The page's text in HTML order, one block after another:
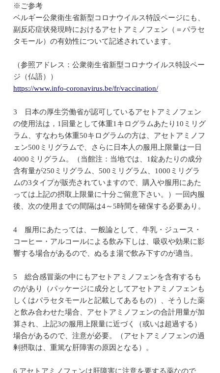
※ご参考
ベルギー公衆衛生省新型コロナウイルス特設ページにも、
副反応症状発現時におけるアセトアミノフェン（＝パラセ
タモール）の有効性について記述されています。
（参照アドレス：公衆衛生省新型コロナウイルス特設ペー
ジ（仏語））
https://www.info-coronavirus.be/fr/vaccination/
3 日本の厚生労働省が認可しているアセトアミノフェン
の使用法は，1回量として体重1キログラムあたり10ミリグ
ラム、すなわち体重50キログラムの方は、アセトアミノフ
ェン500ミリグラムで、さらに日本人の服用上限量は一日
4000ミリグラム。（当館注：当地では、1錠あたりの成分
含有量が250ミリグラム、500ミリグラム、1000ミリグラ
ムの3タイプが販売されていますので、購入や服用にあた
っては上記の摂取上限量に十分ご留意下さい。）一回内服
後、次の使用までの間隔は4～5時間を確保する必要あり。
4 服用にあたっては、一般論として、牛乳・ジュース・
コーヒー・アルコールによる飲み下しは、吸収や効果に影
響する場合があるので、ぬるま湯で飲み下すのが適当。
5 総合感冒薬の中にもアセトアミノフェンを含有するも
のがあり（パッケージに成分としてアセトアミノフェンも
しくはパラセタモールと記載してあるもの）、そうした薬
と飲み合わせた場合、アセトアミノフェンの合計用量が加
算され、上記3の服用上限量に近づく（或いは超過する）
場合があるので、注意が必要。（アセトアミノフェンの過
剰摂取は、重篤な肝障害の原因となる）。
6 アセトアミノフェンは肝障害に注意を要する薬なので、